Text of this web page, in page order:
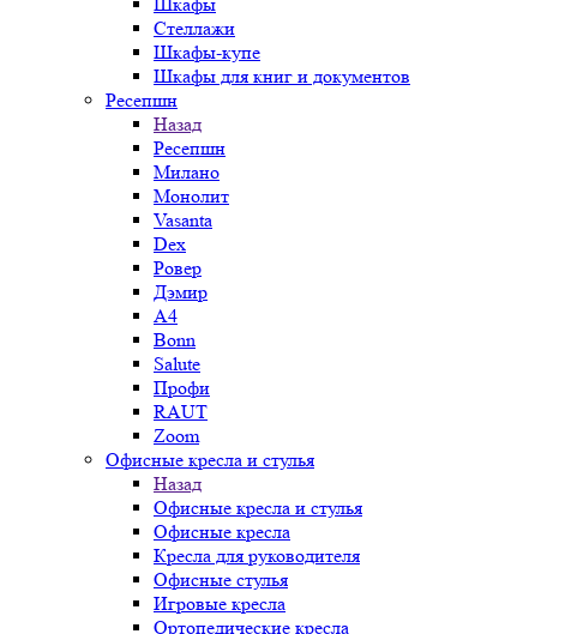
Стеллажи
Шкафы-купе
Шкафы для книг и документов
Ресепшн
Назад
Ресепшн
Милано
Монолит
Vasanta
Dex
Ровер
Дэмир
A4
Bonn
Salute
Профи
RAUT
Zoom
Офисные кресла и стулья
Назад
Офисные кресла и стулья
Офисные кресла
Кресла для руководителя
Офисные стулья
Игровые кресла
Ортопедические кресла